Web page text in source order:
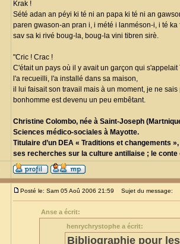
Krak !
Sété adan an péyi ki té ni an papa ki té ni an
paren gwason-an pran i, i mété i lanméson-i, i té
sav sa ki rivé boug-la, boug-la vini tibren sirè.
"Cric ! Crac !
C'était un pays où il y avait un garçon qui
l'a recueilli, l'a installé dans sa maison,
il lui faisait son travail mais à un moment, je ne
bonhomme est devenu un peu embêtant.
Christine Colombo, née à Saint-Joseph
Sciences médico-sociales à Mayotte.
Titulaire d’un DEA « Traditions et changements
ses recherches sur la culture antillaise ; le
Posté le: Sam 05 Aoû 2006 21:59 Sujet du message:
Anse a écrit:
henrychrystophe a écrit:
Bibliographie pour